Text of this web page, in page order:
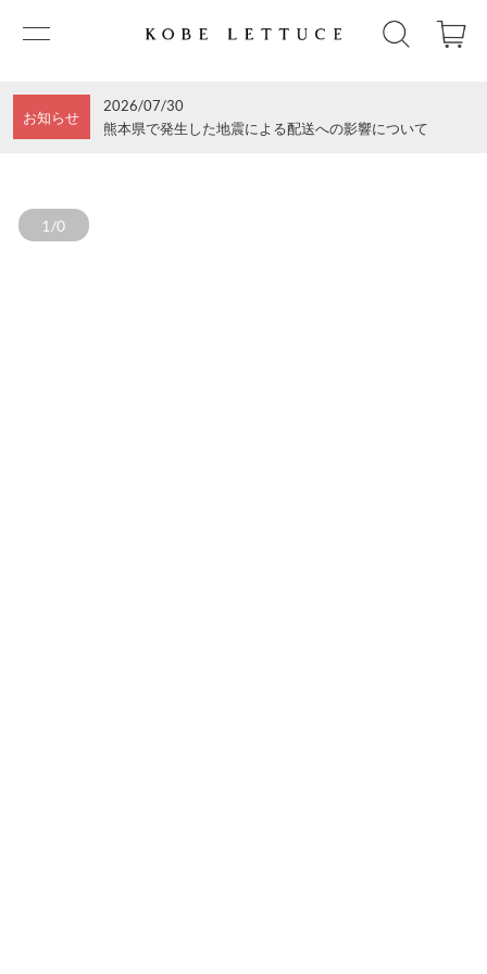
お知らせ
2026/07/30
熊本県で発生した地震による配送への影響について
1/0